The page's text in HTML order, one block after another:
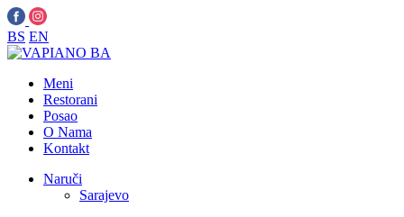
BS EN
Meni
Restorani
Posao
O Nama
Kontakt
Naruči
Sarajevo